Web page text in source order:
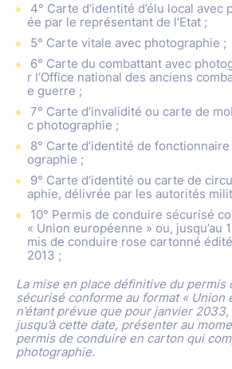
4° Carte d’identité d’élu local
ée par le représentant de l’Etat ;
5° Carte vitale avec photographie ;
6° Carte du combattant avec
r l’Office national des anciens
e guerre ;
7° Carte d’invalidité ou carte de
c photographie ;
8° Carte d’identité de fonctionnaire
ographie ;
9° Carte d’identité ou carte de
aphie, délivrée par les autorités
10° Permis de conduire sécurisé
« Union européenne » ou, jusqu’au
mis de conduire rose cartonné
2013 ;
La mise en place définitive du permis
sécurisé conforme au format « Union
n’étant prévue que pour janvier 2033,
jusqu’à cette date, présenter au
permis de conduire en carton qui
photographie.